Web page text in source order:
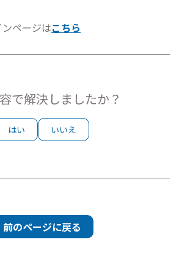
ページはこちら
で解決しましたか？
はい いいえ
前のページに戻る